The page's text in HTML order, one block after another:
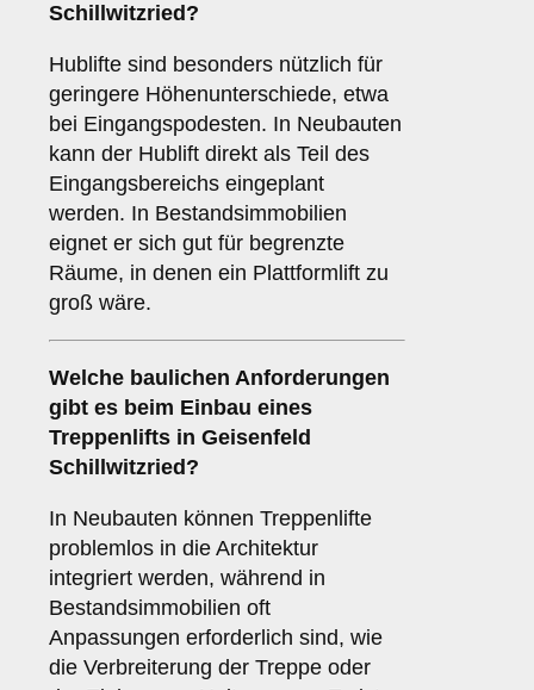
Schillwitzried?
Hublifte sind besonders nützlich für
geringere Höhenunterschiede, etwa
bei Eingangspodesten. In Neubauten
kann der Hublift direkt als Teil des
Eingangsbereichs eingeplant
werden. In Bestandsimmobilien
eignet er sich gut für begrenzte
Räume, in denen ein Plattformlift zu
groß wäre.
Welche baulichen Anforderungen
gibt es beim Einbau eines
Treppenlifts in Geisenfeld
Schillwitzried?
In Neubauten können Treppenlifte
problemlos in die Architektur
integriert werden, während in
Bestandsimmobilien oft
Anpassungen erforderlich sind, wie
die Verbreiterung der Treppe oder